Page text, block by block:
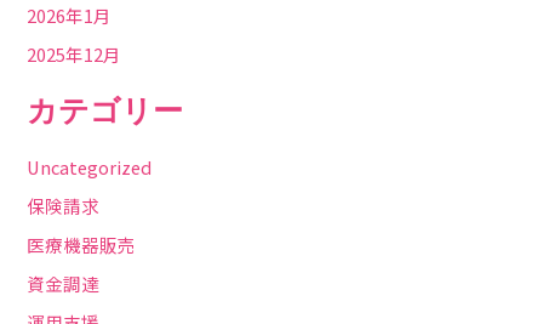
2026年1月
2025年12月
カテゴリー
Uncategorized
保険請求
医療機器販売
資金調達